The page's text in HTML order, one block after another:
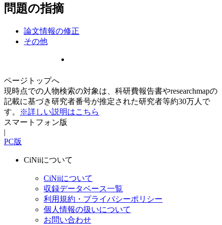
問題の指摘
論文情報の修正
その他
ページトップへ
現時点での人物検索の対象は、科研費報告書やresearchmapの
記載に基づき研究者番号が推定された研究者等約30万人で
す。
※詳しい説明はこちら
スマートフォン版
|
PC版
CiNiiについて
CiNiiについて
収録データベース一覧
利用規約・プライバシーポリシー
個人情報の扱いについて
お問い合わせ